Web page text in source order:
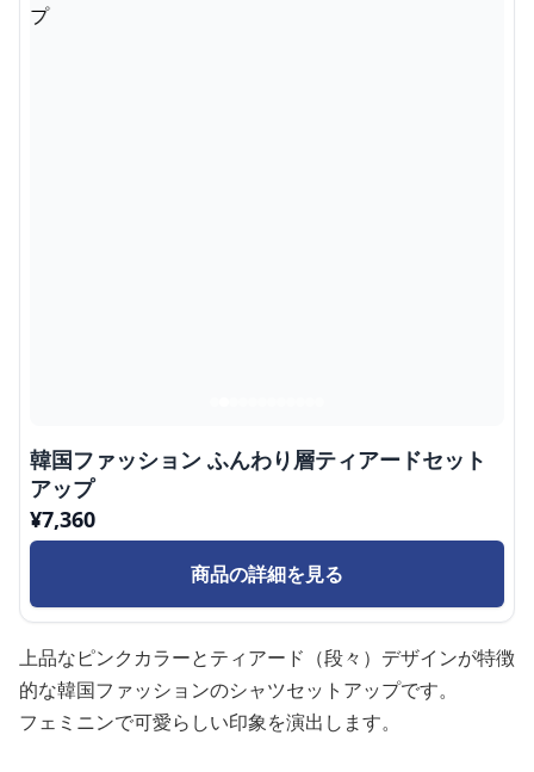
韓国ファッション ふんわり層ティアードセット
アップ
¥7,360
商品の詳細を見る
上品なピンクカラーとティアード（段々）デザインが特徴
的な韓国ファッションのシャツセットアップです。
フェミニンで可愛らしい印象を演出します。